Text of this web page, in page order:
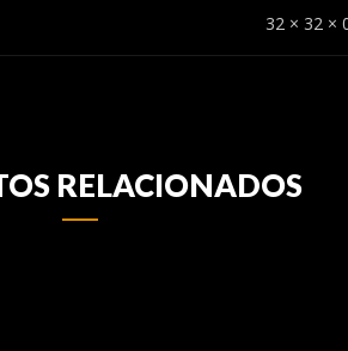
32 × 32 ×
RELACIONADOS